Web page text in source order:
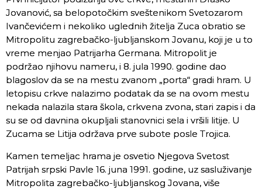
Jovanović, sa belopotočkim sveštenikom Svetozarom
Ivančevićem i nekoliko uglednih žitelja Zuca obratio se
Mitropolitu zagrebačko-ljubljanskom Jovanu, koji je u to
vreme menjao Patrijarha Germana. Mitropolit je
podržao njihovu nameru, i 8. jula 1990. godine dao
blagoslov da se na mestu zvanom „porta“ gradi hram. U
letopisu crkve nalazimo podatak da se na ovom mestu
nekada nalazila stara škola, crkvena zvona, stari zapis i da
su se od davnina okupljali stanovnici sela i vršili litije. U
Zucama se Litija održava prve subote posle Trojica.
Kamen temeljac hrama je osvetio Njegova Svetost
Patrijah srpski Pavle 16. juna 1991. godine, uz sasluživanje
Mitropolita zagrebačko-ljubljanskog Jovana, više